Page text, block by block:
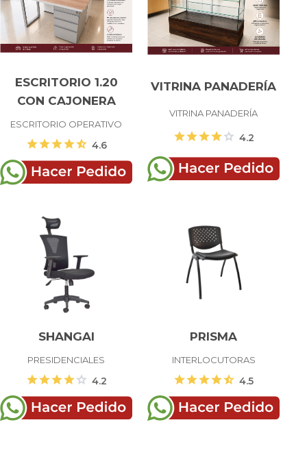
ESCRITORIO 1.20
CON CAJONERA
ESCRITORIO OPERATIVO
starstarstarstarstar_half 4.6
VITRINA PANADERÍA
VITRINA PANADERÍA
starstarstarstarstar 4.2
SHANGAI
PRESIDENCIALES
starstarstarstarstar 4.2
PRISMA
INTERLOCUTORAS
starstarstarstarstar_half 4.5